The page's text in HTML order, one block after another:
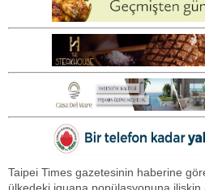
Taipei Times gazetesinin haberine